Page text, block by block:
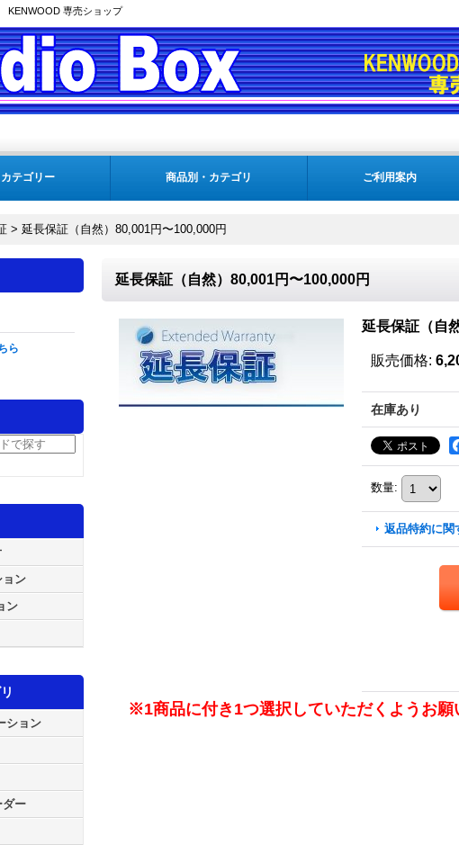
KENWOOD 専売ショップ
カテゴリー 商品別・カテゴリ ご利用案内
> 延長保証（自然）80,001円〜100,000円
ら
ョン
ン
ション
ダー
延長保証（自然）80,001円〜100,000円
延長保証（自
販売価格:
在庫あり
数量:
返品特約に関
※1商品に付き1つ選択していただくようお願